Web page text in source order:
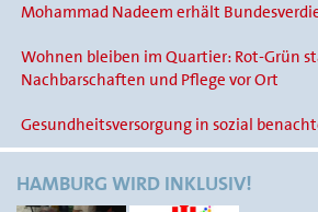
Mohammad Nadeem erhält
Wohnen bleiben im Quartier: Rot-Grün
Nachbarschaften und Pflege vor Ort
Gesundheitsversorgung in sozial
HAMBURG WIRD INKLUSIV!